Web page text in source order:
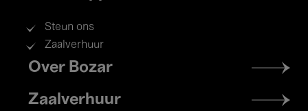
Steun ons
Zaalverhuur
Footer
menu
Over Bozar
Zaalverhuur